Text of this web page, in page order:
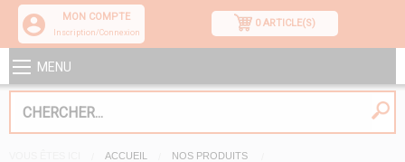
MON COMPTE
Inscription/Connexion
0 ARTICLE(S)
MENU
ACCUEIL
NOS PRODUITS